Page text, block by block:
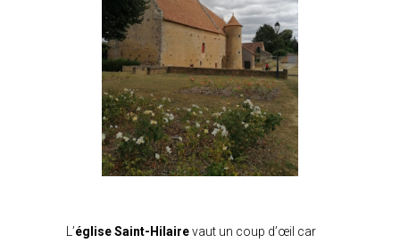
L’église Saint-Hilairevaut un coup d’œil car